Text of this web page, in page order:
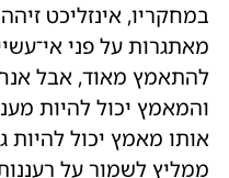
במחקריו, אינזליכט
מאתגרות על פני
להתאמץ מאוד, אבל
והמאמץ יכול להיות
אותו מאמץ יכול להיות
ממליץ לשמור על